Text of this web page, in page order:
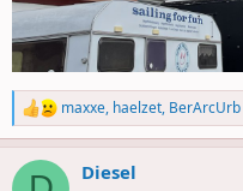
R
e
a
c
maxxe, haelzet, BerArcUrb
Diesel